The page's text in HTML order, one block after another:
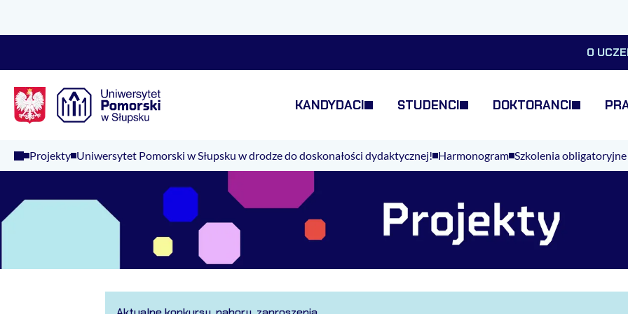
O
KANDYDACI STUDENCI DOKTORANCI
Projekty Uniwersytet Pomorski w Słupsku w drodze do doskonałości dydaktycznej! Harmonogram Szkolenia obligatoryjne